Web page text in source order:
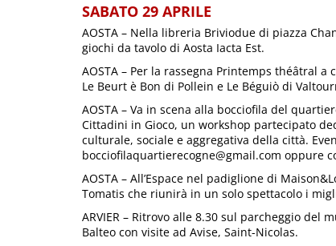
SABATO 29 APRILE
AOSTA – Nella libreria Briviodue di piazza
giochi da tavolo di Aosta Iacta Est.
AOSTA – Per la rassegna Printemps théâtral
Le Beurt è Bon di Pollein e Le Béguiò di
AOSTA – Va in scena alla bocciofila del
Cittadini in Gioco, un workshop partecipato
culturale, sociale e aggregativa della città.
bocciofilaquartierecogne@gmail.com oppure
AOSTA – All’Espace nel padiglione di
Tomatis che riunirà in un solo spettacolo i
ARVIER – Ritrovo alle 8.30 sul parcheggio del
Balteo con visite ad Avise, Saint-Nicolas.